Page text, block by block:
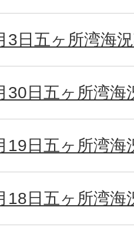
3日五ヶ所湾海
30日五ヶ所湾海
19日五ヶ所湾海
18日五ヶ所湾海